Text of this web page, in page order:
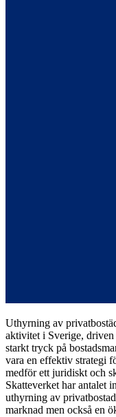
Uthyrning av
aktivitet i Sverige,
starkt tryck på
vara en effektiv strategi
medför ett juridiskt och
Skatteverket har antalet
uthyrning av
marknad men också en